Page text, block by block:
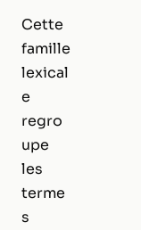
Cette
famille
lexical
e
regro
upe
les
terme
s